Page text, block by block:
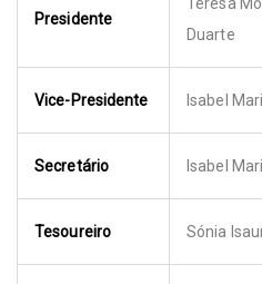
Presidente
Duarte
Vice-Presidente Isabel
Secretário Isabel
Tesoureiro Sónia